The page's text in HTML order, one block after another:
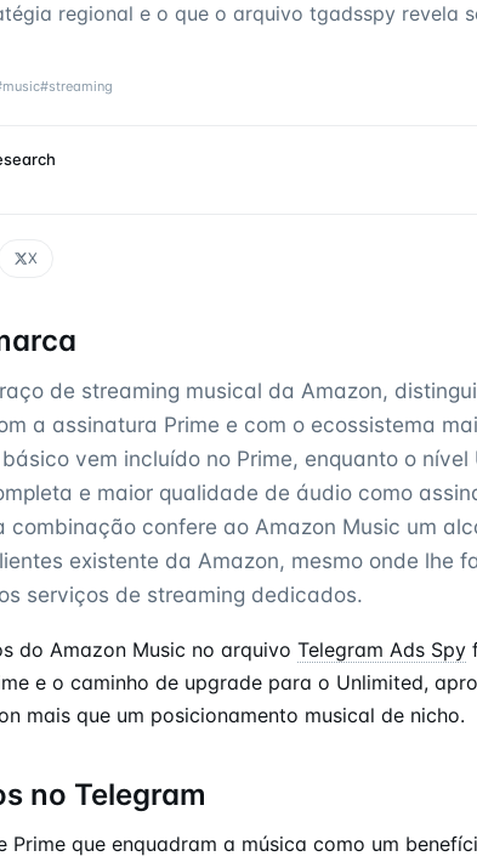
regional e o que o arquivo tgadsspy revela
music#streaming
X
de streaming musical da Amazon,
a assinatura Prime e com o ecossistema
vem incluído no Prime, enquanto o nível
e maior qualidade de áudio como
combinação confere ao Amazon Music um
existente da Amazon, mesmo onde lhe
serviços de streaming dedicados.
do Amazon Music no arquivo Telegram Ads Spy
e o caminho de upgrade para o Unlimited,
mais que um posicionamento musical de nicho.
no Telegram
que enquadram a música como um